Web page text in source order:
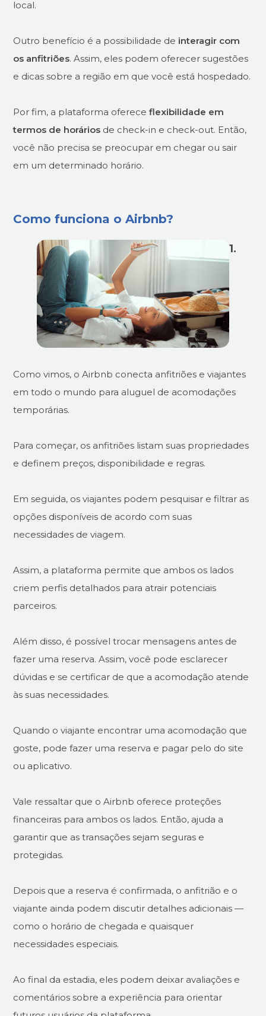
local.
Outro benefício é a possibilidade de interagir com
os anfitriões. Assim, eles podem oferecer sugestões
e dicas sobre a região em que você está hospedado.
Por fim, a plataforma oferece flexibilidade em
termos de horários de check-in e check-out. Então,
você não precisa se preocupar em chegar ou sair
em um determinado horário.
Como funciona o Airbnb?
Como vimos, o Airbnb conecta anfitriões e viajantes
em todo o mundo para aluguel de acomodações
temporárias.
Para começar, os anfitriões listam suas propriedades
e definem preços, disponibilidade e regras.
Em seguida, os viajantes podem pesquisar e filtrar as
opções disponíveis de acordo com suas
necessidades de viagem.
Assim, a plataforma permite que ambos os lados
criem perfis detalhados para atrair potenciais
parceiros.
Além disso, é possível trocar mensagens antes de
fazer uma reserva. Assim, você pode esclarecer
dúvidas e se certificar de que a acomodação atende
às suas necessidades.
Quando o viajante encontrar uma acomodação que
goste, pode fazer uma reserva e pagar pelo do site
ou aplicativo.
Vale ressaltar que o Airbnb oferece proteções
financeiras para ambos os lados. Então, ajuda a
garantir que as transações sejam seguras e
protegidas.
Depois que a reserva é confirmada, o anfitrião e o
viajante ainda podem discutir detalhes adicionais —
como o horário de chegada e quaisquer
necessidades especiais.
Ao final da estadia, eles podem deixar avaliações e
comentários sobre a experiência para orientar
1.